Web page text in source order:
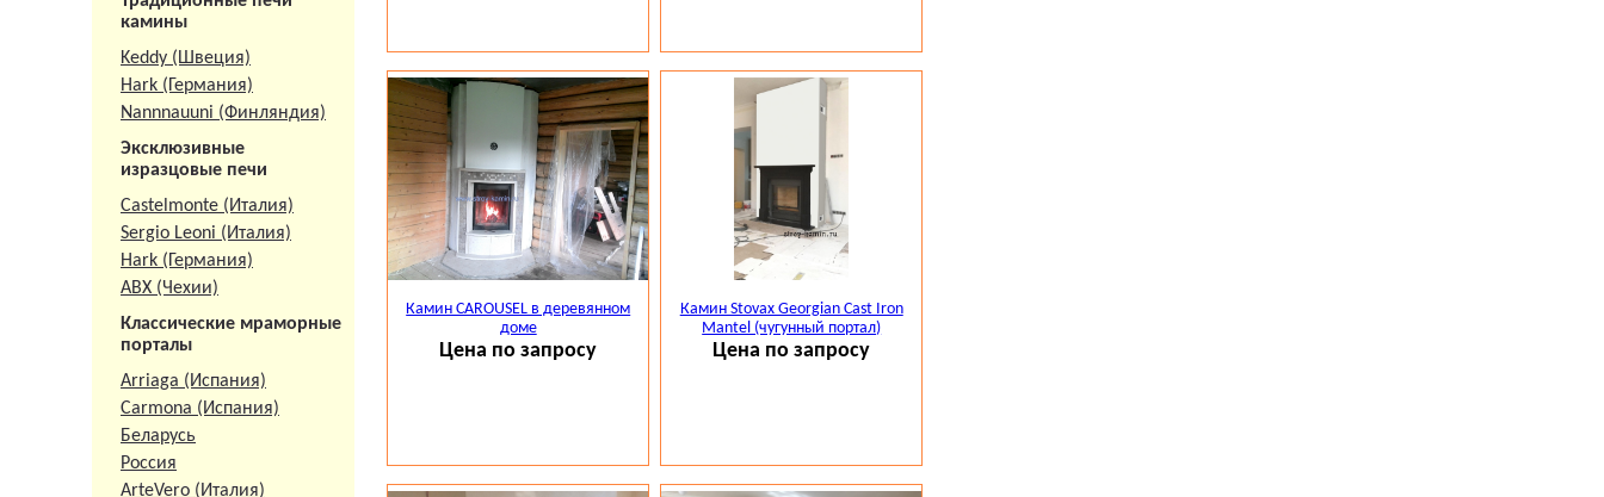
камины
Keddy (Швеция)
Hark (Германия)
Nannnauuni (Финляндия)
Эксклюзивные
изразцовые печи
Castelmonte (Италия)
Sergio Leoni (Италия)
Hark (Германия)
АВХ (Чехии)
Классические мраморные
порталы
Arriaga (Испания)
Carmona (Испания)
Беларусь
Россия
ArteVero (Италия)
Камин CAROUSEL в деревянном
доме
Цена по запросу
Камин Stovax Georgian Cast Iron
Mantel (чугунный портал)
Цена по запросу